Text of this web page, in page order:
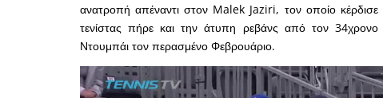
ανατροπή απέναντι στον Malek Jaziri, τον οποίο
τενίστας πήρε και την άτυπη ρεβάνς από τον
Ντουμπάι τον περασμένο Φεβρουάριο.